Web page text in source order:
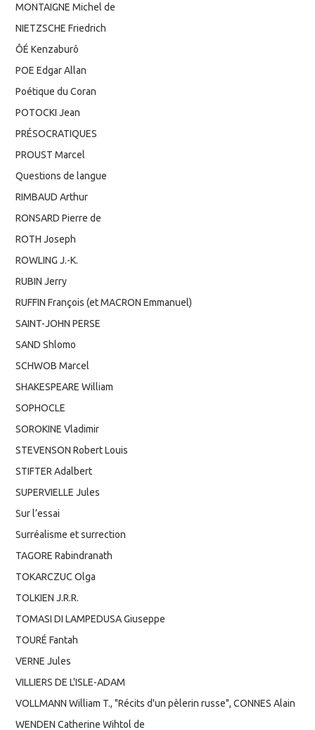
MONTAIGNE Michel de
NIETZSCHE Friedrich
ÔÉ Kenzaburô
POE Edgar Allan
Poétique du Coran
POTOCKI Jean
PRÉSOCRATIQUES
PROUST Marcel
Questions de langue
RIMBAUD Arthur
RONSARD Pierre de
ROTH Joseph
ROWLING J.-K.
RUBIN Jerry
RUFFIN François (et MACRON Emmanuel)
SAINT-JOHN PERSE
SAND Shlomo
SCHWOB Marcel
SHAKESPEARE William
SOPHOCLE
SOROKINE Vladimir
STEVENSON Robert Louis
STIFTER Adalbert
SUPERVIELLE Jules
Sur l’essai
Surréalisme et surrection
TAGORE Rabindranath
TOKARCZUC Olga
TOLKIEN J.R.R.
TOMASI DI LAMPEDUSA Giuseppe
TOURÉ Fantah
VERNE Jules
VILLIERS DE L'ISLE-ADAM
VOLLMANN William T., "Récits d'un pèlerin russe", CONNES Alain
WENDEN Catherine Wihtol de